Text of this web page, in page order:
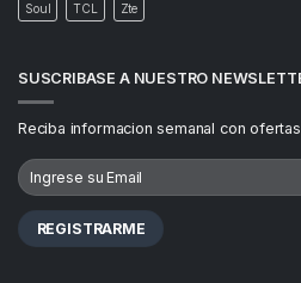
Soul TCL Zte
SUSCRIBASE A NUESTRO
Reciba informacion semanal con